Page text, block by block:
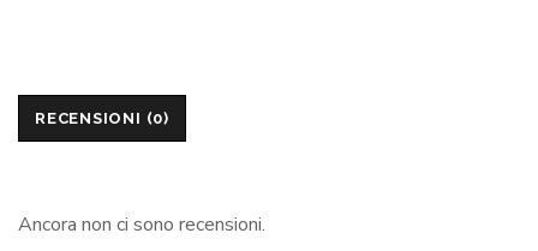
RECENSIONI (0)
Ancora non ci sono recensioni.